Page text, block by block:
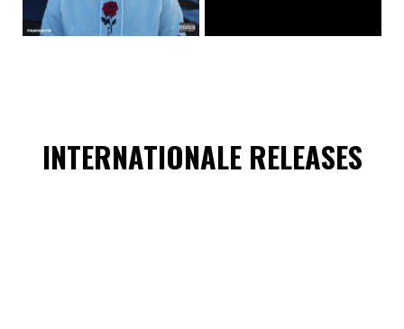
INTERNATIONALE RELEASES